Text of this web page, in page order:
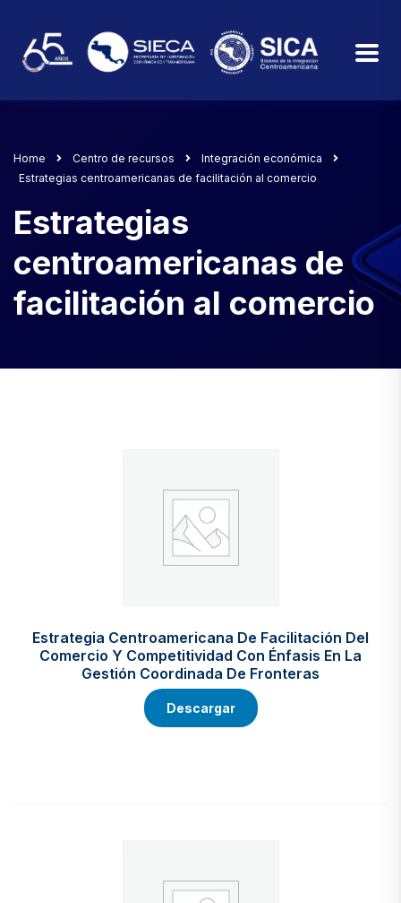
Home Centro de recursos
Integración económica
Estrategias centroamericanas de facilitación al comercio
Estrategias
centroamericanas de
facilitación al comercio
Estrategia Centroamericana De Facilitación Del
Comercio Y Competitividad Con Énfasis En La
Gestión Coordinada De Fronteras
Descargar